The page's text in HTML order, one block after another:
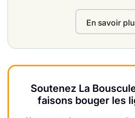
En savoir
Soutenez La
faisons bouger les